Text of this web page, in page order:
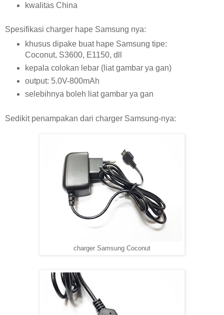
kwalitas China
Spesifikasi charger hape Samsung nya:
khusus dipake buat hape Samsung tipe:
Coconut, S3600, E1150, dll
kepala colokan lebar (liat gambar ya gan)
output: 5.0V-800mAh
selebihnya boleh liat gambar ya gan
Sedikit penampakan dari charger Samsung-nya:
charger Samsung Coconut